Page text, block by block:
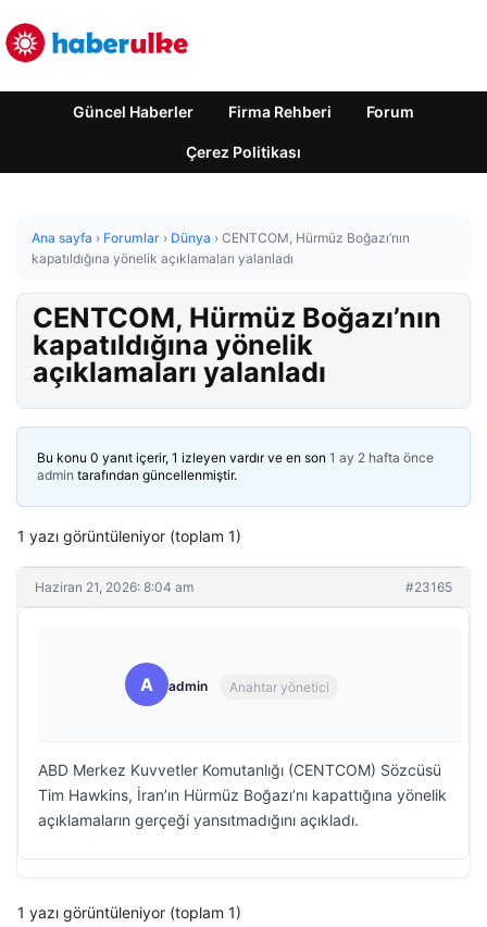
Güncel Haberler Firma Rehberi Forum
Çerez Politikası
Ana sayfa › Forumlar › Dünya › CENTCOM, Hürmüz Boğazı’nın
kapatıldığına yönelik açıklamaları yalanladı
CENTCOM, Hürmüz Boğazı’nın
kapatıldığına yönelik
açıklamaları yalanladı
Bu konu 0 yanıt içerir, 1 izleyen vardır ve en son 1 ay 2 hafta önce
admin tarafından güncellenmiştir.
1 yazı görüntüleniyor (toplam 1)
Haziran 21, 2026: 8:04 am #23165
A admin Anahtar yönetici
ABD Merkez Kuvvetler Komutanlığı (CENTCOM) Sözcüsü
Tim Hawkins, İran’ın Hürmüz Boğazı’nı kapattığına yönelik
açıklamaların gerçeği yansıtmadığını açıkladı.
1 yazı görüntüleniyor (toplam 1)